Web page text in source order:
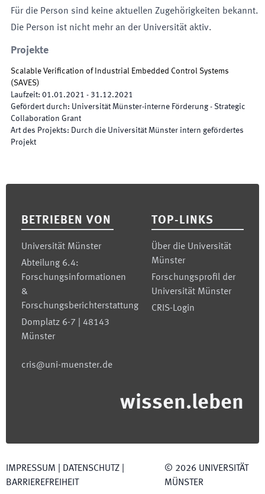
Für die Person sind keine aktuellen Zugehörigkeiten bekannt.
Die Person ist nicht mehr an der Universität aktiv.
Projekte
Scalable Verification of Industrial Embedded Control Systems
(SAVES)
Laufzeit: 01.01.2021 - 31.12.2021
Gefördert durch: Universität Münster-interne Förderung - Strategic
Collaboration Grant
Art des Projekts: Durch die Universität Münster intern gefördertes
Projekt
BETRIEBEN VON
Universität Münster
Abteilung 6.4:
Forschungsinformationen
&
Forschungsberichterstattung
Domplatz 6-7 | 48143
Münster
cris@uni-muenster.de
TOP-LINKS
Über die Universität
Münster
Forschungsprofil der
Universität Münster
CRIS-Login
wissen.leben
IMPRESSUM DATENSCHUTZ
BARRIEREFREIHEIT
© 2026 UNIVERSITÄT
MÜNSTER